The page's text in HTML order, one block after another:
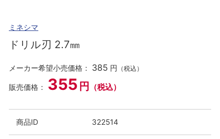
ミネシマ
ドリル刃 2.7㎜
メーカー希望小売価格： 385 円 （税込）
販売価格： 355 円 （税込）
商品ID 322514